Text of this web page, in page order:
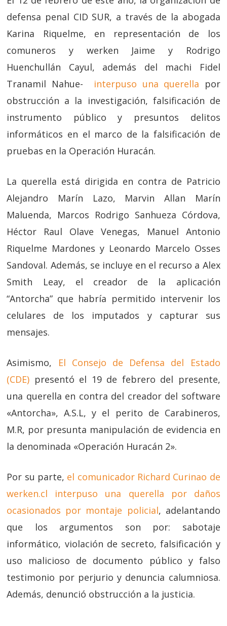
defensa penal CID SUR, a través de la abogada
Karina Riquelme, en representación de los
comuneros y werken Jaime y Rodrigo
Huenchullán Cayul, además del machi Fidel
Tranamil Nahue- interpuso una querella por
obstrucción a la investigación, falsificación de
instrumento público y presuntos delitos
informáticos en el marco de la falsificación de
pruebas en la Operación Huracán.
La querella está dirigida en contra de Patricio
Alejandro Marín Lazo, Marvin Allan Marín
Maluenda, Marcos Rodrigo Sanhueza Córdova,
Héctor Raul Olave Venegas, Manuel Antonio
Riquelme Mardones y Leonardo Marcelo Osses
Sandoval. Además, se incluye en el recurso a Alex
Smith Leay, el creador de la aplicación
“Antorcha” que habría permitido intervenir los
celulares de los imputados y capturar sus
mensajes.
Asimismo, El Consejo de Defensa del Estado
(CDE) presentó el 19 de febrero del presente,
una querella en contra del creador del software
«Antorcha», A.S.L, y el perito de Carabineros,
M.R, por presunta manipulación de evidencia en
la denominada «Operación Huracán 2».
Por su parte, el comunicador Richard Curinao de
werken.cl interpuso una querella por daños
ocasionados por montaje policial, adelantando
que los argumentos son por: sabotaje
informático, violación de secreto, falsificación y
uso malicioso de documento público y falso
testimonio por perjurio y denuncia calumniosa.
Además, denunció obstrucción a la justicia.